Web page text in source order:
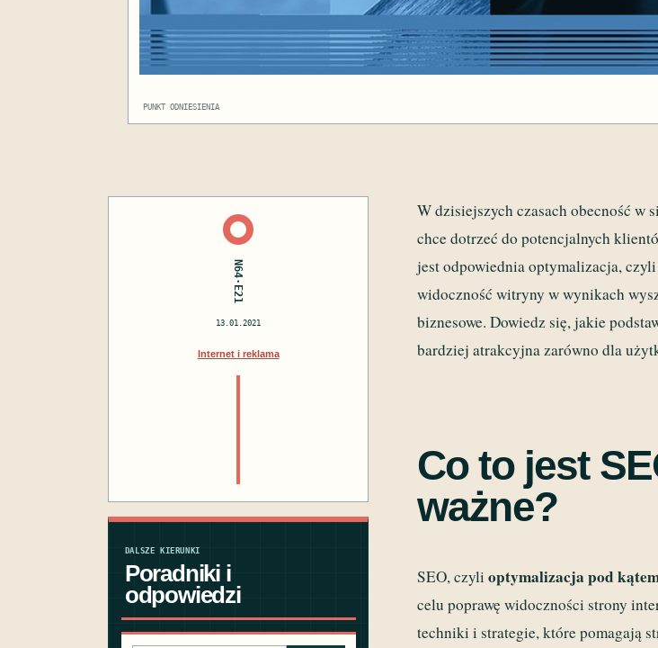
PUNKT ODNIESIENIA
N64·E21
13.01.2021
Internet i reklama
DALSZE KIERUNKI
Poradniki i
odpowiedzi
W dzisiejszych czasach obecność w
chce dotrzeć do potencjalnych
jest odpowiednia optymalizacja,
widoczność witryny w wynikach
biznesowe. Dowiedz się, jakie
bardziej atrakcyjna zarówno dla
Co to jest
ważne?
SEO, czyli optymalizacja pod
celu poprawę widoczności strony
techniki i strategie, które pomagają